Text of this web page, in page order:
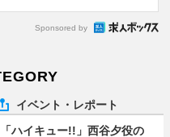
Sponsored by
イベント・レポート
「ハイキュー!!」西谷夕役の